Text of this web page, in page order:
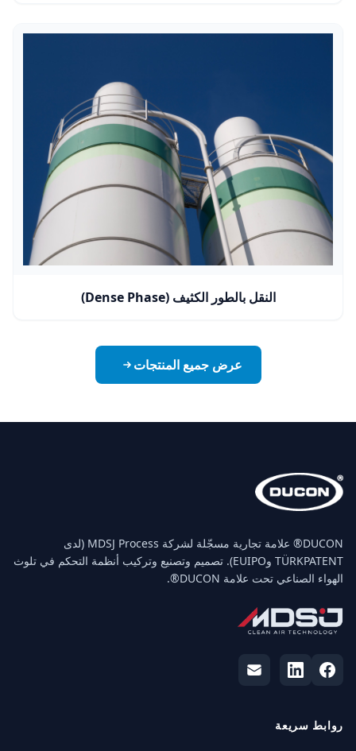
النقل بالطور الكثيف (Dense Phase)
عرض جميع المنتجات
‏DUCON® علامة تجارية مسجّلة لشركة MDSJ Process (لدى
TÜRKPATENT وEUIPO). تصميم وتصنيع وتركيب أنظمة التحكم في تلوث
الهواء الصناعي تحت علامة DUCON®.
روابط سريعة